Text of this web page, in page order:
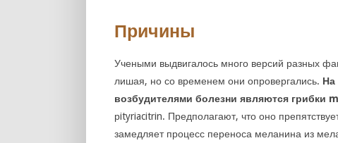
Причины
Учеными выдвигалось много версий разных
лишая, но со временем они опровергались. На
возбудителями болезни являются грибки
рityriacitrin. Предполагают, что оно
замедляет процесс переноса меланина из